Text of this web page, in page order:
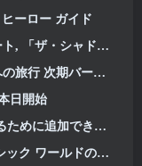
ーロー ガイド
ファー」が3月に登場予定
期バージョン 3.1
日開始
る可能性がある 2026
ームプレイ トレーラーを公開